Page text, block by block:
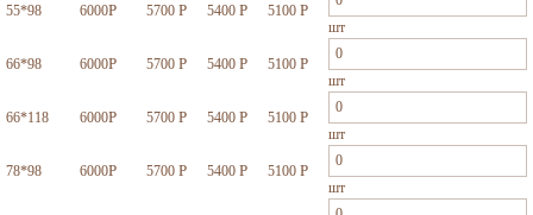
55*98 6000Р 5700 Р 5400 Р 5100 Р
шт
66*98 6000Р 5700 Р 5400 Р 5100 Р
шт
66*118 6000Р 5700 Р 5400 Р 5100 Р
шт
78*98 6000Р 5700 Р 5400 Р 5100 Р
шт